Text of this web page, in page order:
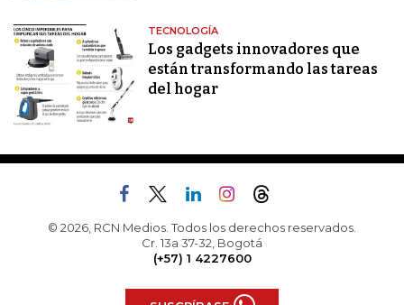
TECNOLOGÍA
Los gadgets innovadores que
están transformando las tareas
del hogar
© 2026, RCN Medios. Todos los derechos reservados.
Cr. 13a 37-32, Bogotá
(+57) 1 4227600